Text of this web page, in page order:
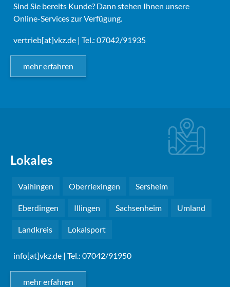
Sind Sie bereits Kunde? Dann stehen Ihnen unsere
Online-Services zur Verfügung.
vertrieb[at]vkz.de | Tel.: 07042/91935
mehr erfahren
Lokales
Vaihingen Oberriexingen Sersheim
Eberdingen Illingen Sachsenheim Umland
Landkreis Lokalsport
info[at]vkz.de | Tel.: 07042/91950
mehr erfahren